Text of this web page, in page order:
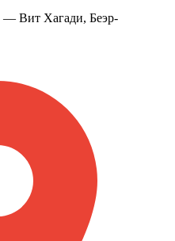
— Вит Хагади, Беэр-